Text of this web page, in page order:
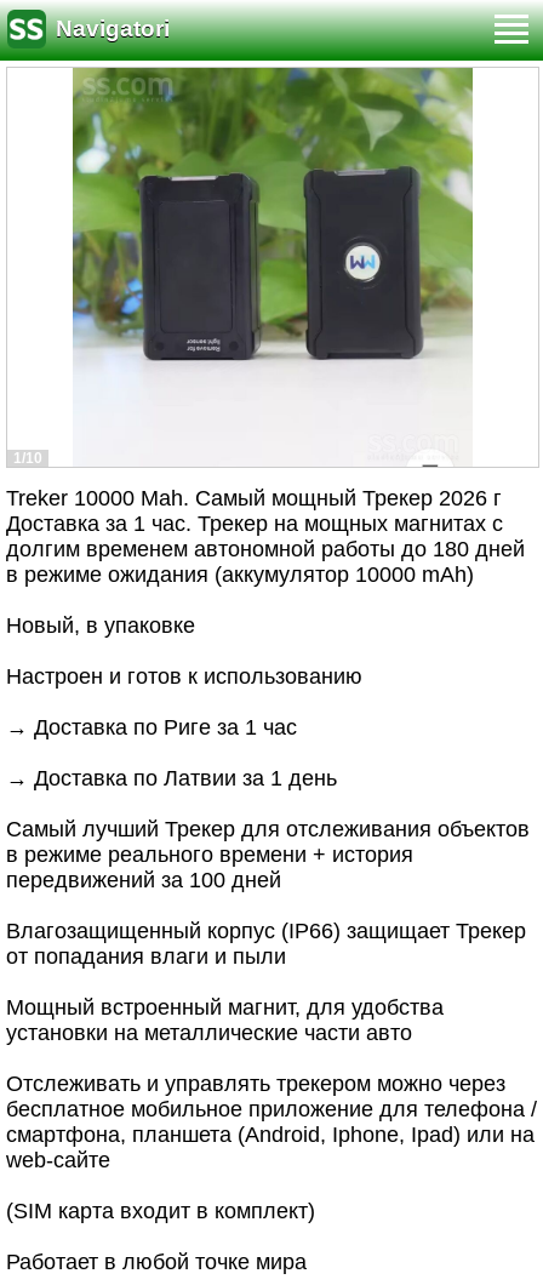
Navigatori
1/10
Treker 10000 Mah. Самый мощный Трекер 2026 г
Доставка за 1 час. Трекер на мощных магнитах с
долгим временем автономной работы до 180 дней
в режиме ожидания (аккумулятор 10000 mAh)
Новый, в упаковке
Настроен и готов к использованию
→ Доставка по Риге за 1 час
→ Доставка по Латвии за 1 день
Самый лучший Трекер для отслеживания объектов
в режиме реального времени + история
передвижений за 100 дней
Влагозащищенный корпус (IP66) защищает Трекер
от попадания влаги и пыли
Мощный встроенный магнит, для удобства
установки на металлические части авто
Отслеживать и управлять трекером можно через
бесплатное мобильное приложение для телефона /
смартфона, планшета (Android, Iphone, Ipad) или на
web-сайте
(SIM карта входит в комплект)
Работает в любой точке мира